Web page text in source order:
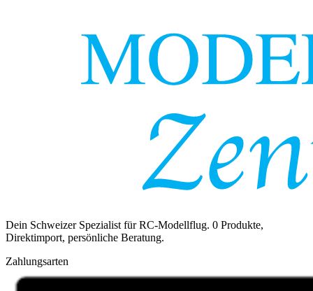
Dein Schweizer Spezialist für RC-Modellflug. 0 Produkte,
Direktimport, persönliche Beratung.
Zahlungsarten